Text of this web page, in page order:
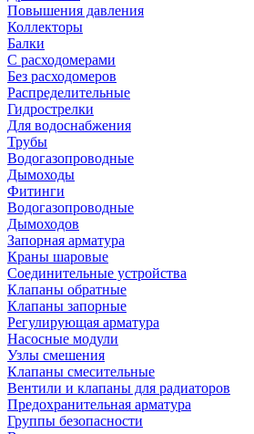
Повышения давления
Коллекторы
Балки
С расходомерами
Без расходомеров
Распределительные
Гидрострелки
Для водоснабжения
Трубы
Водогазопроводные
Дымоходы
Фитинги
Водогазопроводные
Дымоходов
Запорная арматура
Краны шаровые
Соединительные устройства
Клапаны обратные
Клапаны запорные
Регулирующая арматура
Насосные модули
Узлы смешения
Клапаны смесительные
Вентили и клапаны для радиаторов
Предохранительная арматура
Группы безопасности